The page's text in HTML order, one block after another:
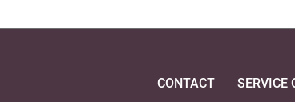
CONTACT SERVICE